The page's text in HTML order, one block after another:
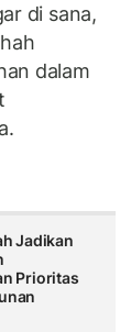
di sana,
dalam
Jadikan
Prioritas